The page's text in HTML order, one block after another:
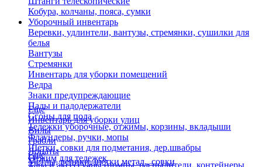
Кобура, колчаны, пояса, сумки
Уборочный инвентарь
Веревки, удлинтели, вантузы, стремянки, сушилки для
белья
Вантузы
Стремянки
Инвентарь для уборки помещений
Ведра
Знаки предупреждающие
Пады и падодержатели
Сгоны для пола
Тележки уборочные, отжимы, корзины, вкладыши
Флаундеры, ручки, мопы
Щетки, совки для подметания, дер.швабры
Отжим для тележек
Еще
Инвентарь для уборки улиц
Вилы
Грабли
Лопаты
Метлы, веники, щетки метал., совки
Еще
Тара и аксессуары (помпы, распылители, контейнеры